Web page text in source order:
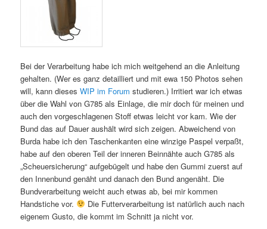
Bei der Verarbeitung habe ich mich weitgehend an die Anleitung
gehalten. (Wer es ganz detailliert und mit ewa 150 Photos sehen
will, kann diesesWIP im Forum studieren.) Irritiert war ich etwas
über die Wahl von G785 als Einlage, die mir doch für meinen und
auch den vorgeschlagenen Stoff etwas leicht vor kam. Wie der
Bund das auf Dauer aushält wird sich zeigen. Abweichend von
Burda habe ich den Taschenkanten eine winzige Paspel verpaßt,
habe auf den oberen Teil der inneren Beinnähte auch G785 als
„Scheuersicherung“ aufgebügelt und habe den Gummi zuerst auf
den Innenbund genäht und danach den Bund angenäht. Die
Bundverarbeitung weicht auch etwas ab, bei mir kommen
Handstiche vor.
Die Futterverarbeitung ist natürlich auch nach
eigenem Gusto, die kommt im Schnitt ja nicht vor.